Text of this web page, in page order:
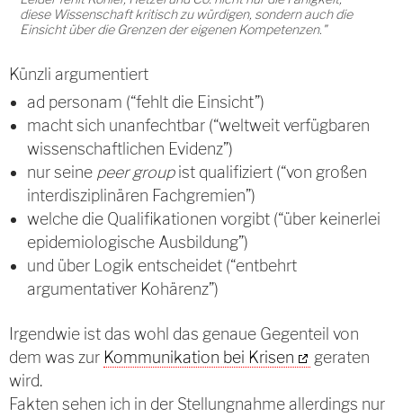
diese Wissenschaft kritisch zu würdigen, sondern auch die
Einsicht über die Grenzen der eigenen Kompetenzen."
Künzli argumentiert
ad personam (“fehlt die Einsicht”)
macht sich unanfechtbar (“weltweit verfügbaren
wissenschaftlichen Evidenz”)
nur seine peer groupist qualifiziert (“von großen
interdisziplinären Fachgremien”)
welche die Qualifikationen vorgibt (“über keinerlei
epidemiologische Ausbildung”)
und über Logik entscheidet (“entbehrt
argumentativer Kohärenz”)
Irgendwie ist das wohl das genaue Gegenteil von
dem was zur Kommunikation bei Krisen
geraten
wird.
Fakten sehen ich in der Stellungnahme allerdings nur